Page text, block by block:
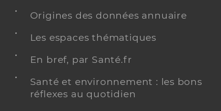
Origines des données annuaire
Les espaces thématiques
En bref, par Santé.fr
Santé et environnement : les bons
réflexes au quotidien